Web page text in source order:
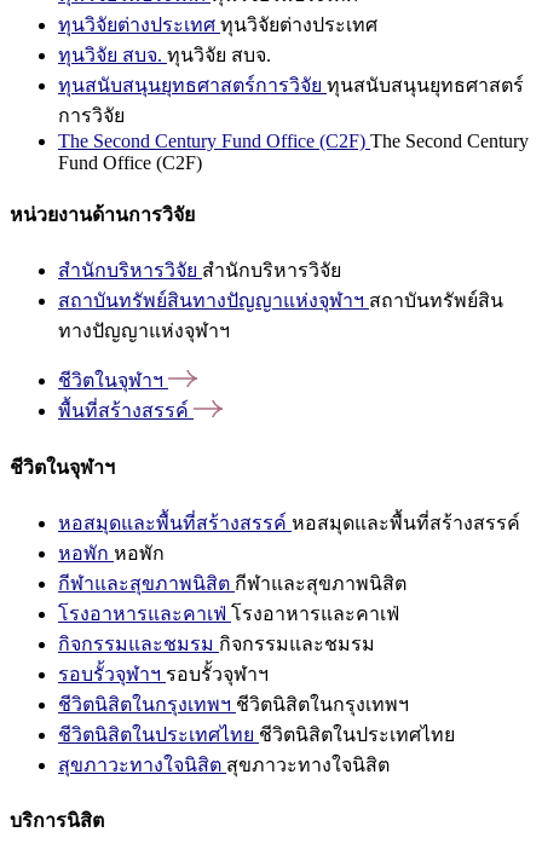
ทุนวิจัยต่างประเทศ ทุนวิจัยต่างประเทศ
ทุนวิจัย สบจ. ทุนวิจัย สบจ.
ทุนสนับสนุนยุทธศาสตร์การวิจัย ทุนสนับสนุนยุทธศาสตร์
การวิจัย
The Second Century Fund Office (C2F) The Second Century
Fund Office (C2F)
หน่วยงานด้านการวิจัย
สำนักบริหารวิจัย สำนักบริหารวิจัย
สถาบันทรัพย์สินทางปัญญาแห่งจุฬาฯ สถาบันทรัพย์สิน
ทางปัญญาแห่งจุฬาฯ
ชีวิตในจุฬาฯ
พื้นที่สร้างสรรค์
ชีวิตในจุฬาฯ
หอสมุดและพื้นที่สร้างสรรค์ หอสมุดและพื้นที่สร้างสรรค์
หอพัก หอพัก
กีฬาและสุขภาพนิสิต กีฬาและสุขภาพนิสิต
โรงอาหารและคาเฟ่ โรงอาหารและคาเฟ่
กิจกรรมและชมรม กิจกรรมและชมรม
รอบรั้วจุฬาฯ รอบรั้วจุฬาฯ
ชีวิตนิสิตในกรุงเทพฯ ชีวิตนิสิตในกรุงเทพฯ
ชีวิตนิสิตในประเทศไทย ชีวิตนิสิตในประเทศไทย
สุขภาวะทางใจนิสิต สุขภาวะทางใจนิสิต
บริการนิสิต